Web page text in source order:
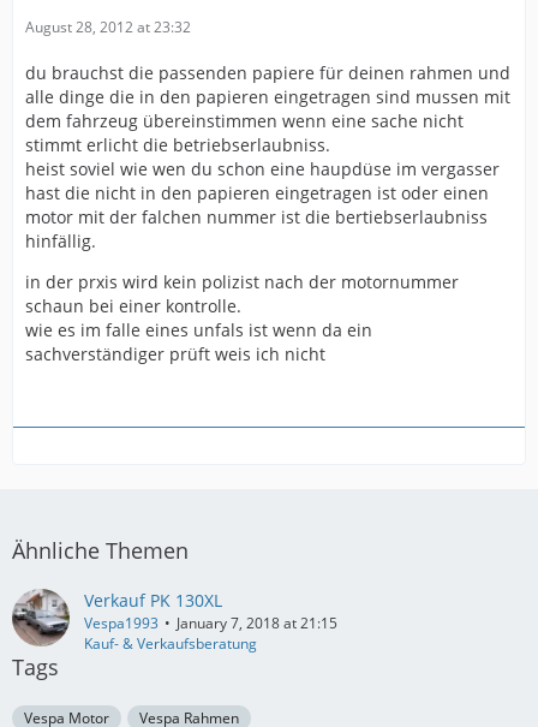
August 28, 2012 at 23:32
du brauchst die passenden papiere für deinen rahmen und
alle dinge die in den papieren eingetragen sind mussen mit
dem fahrzeug übereinstimmen wenn eine sache nicht
stimmt erlicht die betriebserlaubniss.
heist soviel wie wen du schon eine haupdüse im vergasser
hast die nicht in den papieren eingetragen ist oder einen
motor mit der falchen nummer ist die bertiebserlaubniss
hinfällig.
in der prxis wird kein polizist nach der motornummer
schaun bei einer kontrolle.
wie es im falle eines unfals ist wenn da ein
sachverständiger prüft weis ich nicht
Ähnliche Themen
Verkauf PK 130XL
Vespa1993
January 7, 2018 at 21:15
Kauf- & Verkaufsberatung
Tags
Vespa Motor Vespa Rahmen